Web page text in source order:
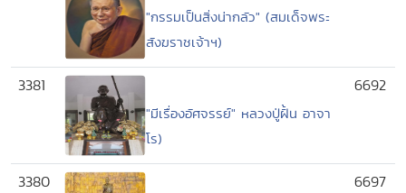
"กรรมเป็นสิ่งน่ากลัว" (สมเด็จพระ
สังฆราชเจ้าฯ)
3381
"มีเรื่องอัศจรรย์" หลวงปู่ฝั้น อาจา
โร)
6692
3380 6697